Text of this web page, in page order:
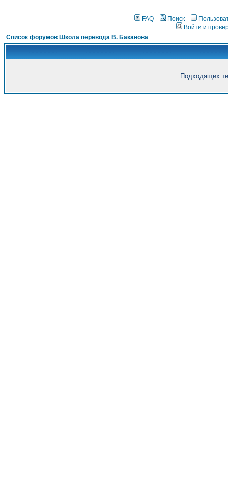
FAQ Поиск
Войти и
Список форумов Школа перевода В. Баканова
Подходящих